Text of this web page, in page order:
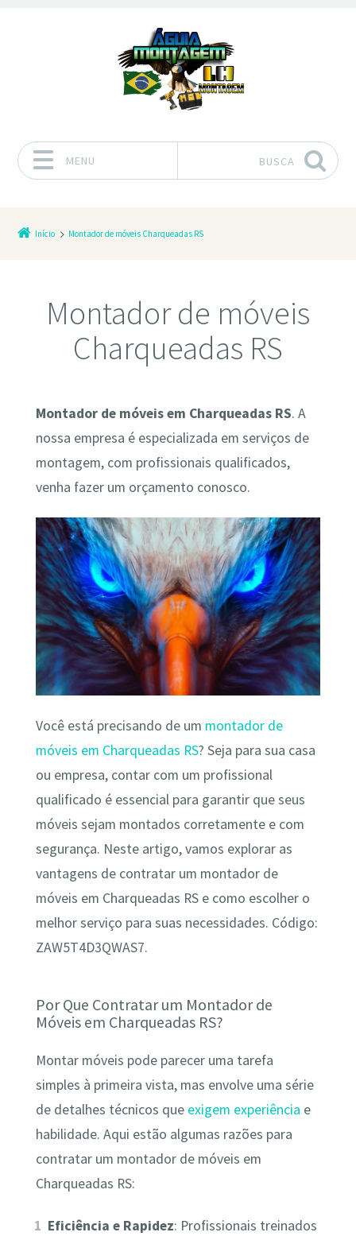
MENU BUSCA
Início Montador de móveis Charqueadas RS
Montador de móveis
Charqueadas RS
Montador de móveis em Charqueadas RS. A
nossa empresa é especializada em serviços de
montagem, com profissionais qualificados,
venha fazer um orçamento conosco.
Você está precisando de um montador de
móveis em Charqueadas RS? Seja para sua casa
ou empresa, contar com um profissional
qualificado é essencial para garantir que seus
móveis sejam montados corretamente e com
segurança. Neste artigo, vamos explorar as
vantagens de contratar um montador de
móveis em Charqueadas RS e como escolher o
melhor serviço para suas necessidades. Código:
ZAW5T4D3QWAS7.
Por Que Contratar um Montador de
Móveis em Charqueadas RS?
Montar móveis pode parecer uma tarefa
simples à primeira vista, mas envolve uma série
de detalhes técnicos que exigem experiência e
habilidade. Aqui estão algumas razões para
contratar um montador de móveis em
Charqueadas RS:
Eficiência e Rapidez: Profissionais treinados